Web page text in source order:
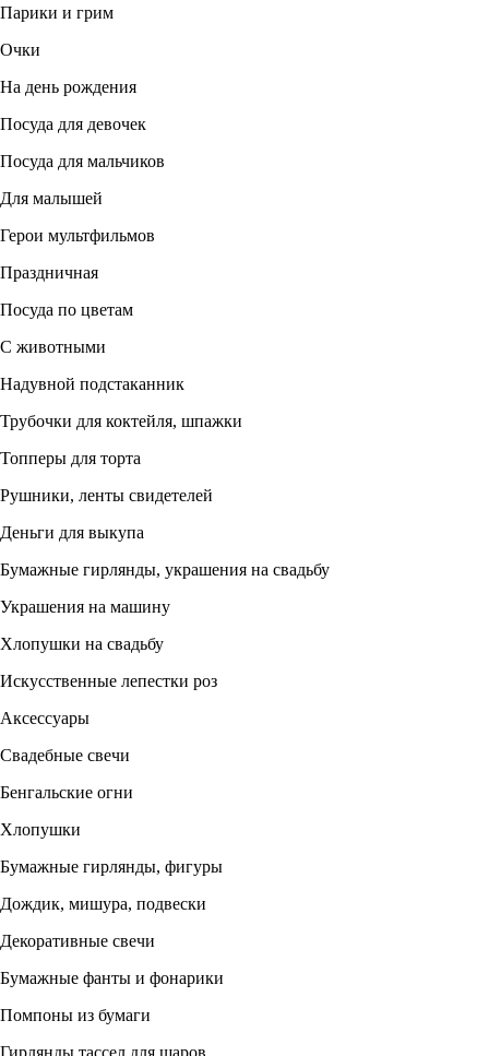
Парики и грим
Очки
На день рождения
Посуда для девочек
Посуда для мальчиков
Для малышей
Герои мультфильмов
Праздничная
Посуда по цветам
С животными
Надувной подстаканник
Трубочки для коктейля, шпажки
Топперы для торта
Рушники, ленты свидетелей
Деньги для выкупа
Бумажные гирлянды, украшения на свадьбу
Украшения на машину
Хлопушки на свадьбу
Искусственные лепестки роз
Аксессуары
Свадебные свечи
Бенгальские огни
Хлопушки
Бумажные гирлянды, фигуры
Дождик, мишура, подвески
Декоративные свечи
Бумажные фанты и фонарики
Помпоны из бумаги
Гирлянды тассел для шаров